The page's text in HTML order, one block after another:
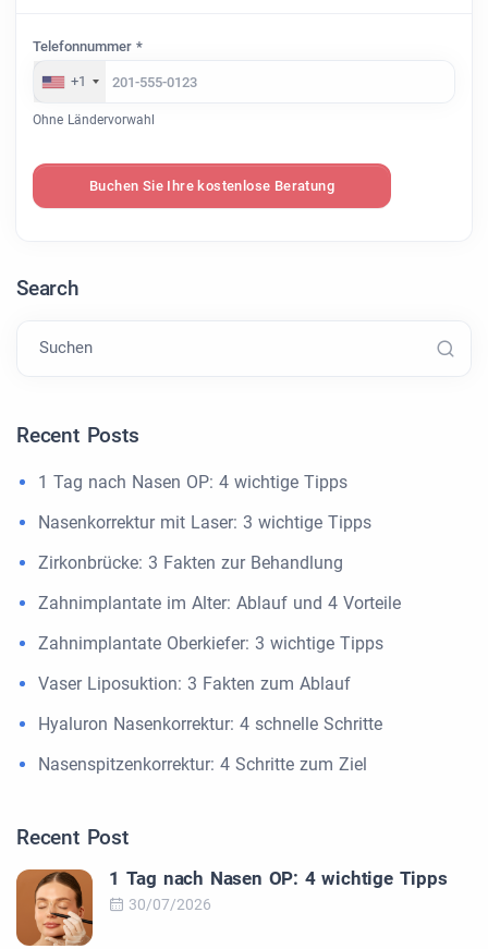
Telefonnummer *
+1
Ohne Ländervorwahl
Buchen Sie Ihre kostenlose Beratung
Search
Suchen
Recent Posts
1 Tag nach Nasen OP: 4 wichtige Tipps
Nasenkorrektur mit Laser: 3 wichtige Tipps
Zirkonbrücke: 3 Fakten zur Behandlung
Zahnimplantate im Alter: Ablauf und 4 Vorteile
Zahnimplantate Oberkiefer: 3 wichtige Tipps
Vaser Liposuktion: 3 Fakten zum Ablauf
Hyaluron Nasenkorrektur: 4 schnelle Schritte
Nasenspitzenkorrektur: 4 Schritte zum Ziel
Recent Post
1 Tag nach Nasen OP: 4 wichtige Tipps
30/07/2026